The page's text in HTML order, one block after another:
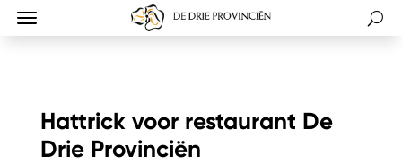
Hattrick voor restaurant De
Drie Provinciën